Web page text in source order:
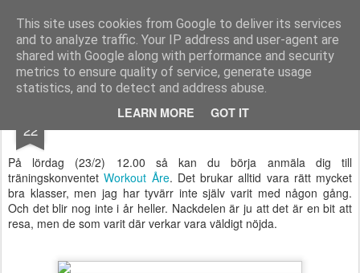
This site uses cookies from Google to deliver its services
and to analyze traffic. Your IP address and user-agent are
shared with Google along with performance and security
metrics to ensure quality of service, generate usage
statistics, and to detect and address abuse.
LEARN MORE GOT IT
Functional Fitness by Mattias - Träningsinspiration & träningsfilmer
Pages
22 Workout Åre
På lördag (23/2) 12.00 så kan du börja anmäla dig till
träningskonventetWorkout Åre. Det brukar alltid vara rätt mycket
bra klasser, men jag har tyvärr inte själv varit med någon gång.
Och det blir nog inte i år heller. Nackdelen är ju att det är en bit att
resa, men de som varit där verkar vara väldigt nöjda.